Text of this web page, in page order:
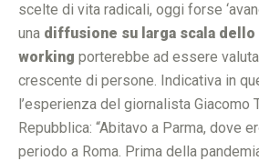
scelte di vita radicali, oggi forse
una diffusione su larga scala dello
working porterebbe ad essere
crescente di persone. Indicativa in
l’esperienza del giornalista Giacomo
Repubblica: “Abitavo a Parma, dove
periodo a Roma. Prima della